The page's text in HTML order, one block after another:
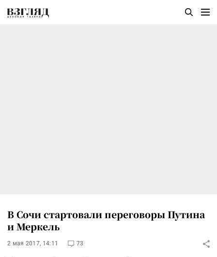
В Сочи стартовали переговоры Путина
и Меркель
2 мая 2017, 14:11 73